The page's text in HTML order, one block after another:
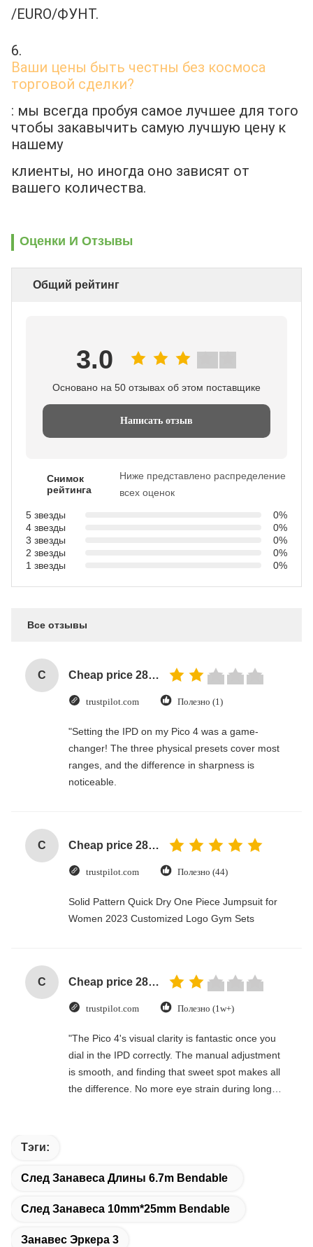
/EURO/ФУНТ.
6.
Ваши цены быть честны без космоса
торговой сделки?
: мы всегда пробуя самое лучшее для того
чтобы закавычить самую лучшую цену к
нашему
клиенты, но иногда оно зависят от
вашего количества.
Оценки И Отзывы
Общий рейтинг
3.0
Основано на 50 отзывах об этом поставщике
Написать отзыв
Снимок
рейтинга
Ниже представлено распределение
всех оценок
5 звезды
0%
4 звезды
0%
3 звезды
0%
2 звезды
0%
1 звезды
0%
Все отзывы
C Cheap price 28mm Aluminium Curtain Rod 1.2mm thickness with plastic final
trustpilot.com Полезно (1)
"Setting the IPD on my Pico 4 was a game-
changer! The three physical presets cover most
ranges, and the difference in sharpness is
noticeable.
C Cheap price 28mm Aluminium Curtain Rod 1.2mm thickness with plastic final
trustpilot.com Полезно (44)
Solid Pattern Quick Dry One Piece Jumpsuit for
Women 2023 Customized Logo Gym Sets
C Cheap price 28mm Aluminium Curtain Rod 1.2mm thickness with plastic final
trustpilot.com Полезно (1w+)
"The Pico 4's visual clarity is fantastic once you
dial in the IPD correctly. The manual adjustment
is smooth, and finding that sweet spot makes all
the difference. No more eye strain during long
sweet spot makes all the difference. No more eye
taking the time to set it up properly!""The Pico 4's
correctly. The manual adjustment is smooth, and
Тэги:
След Занавеса Длины 6.7m Bendable
След Занавеса 10mm*25mm Bendable
Занавес Эркера 3